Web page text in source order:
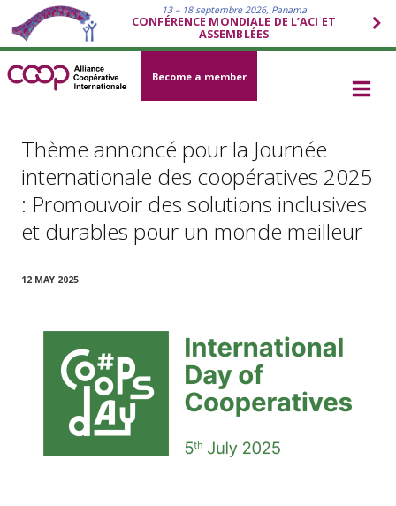
13 – 18 septembre 2026, Panama
CONFÉRENCE MONDIALE DE L’ACI ET
ASSEMBLÉES
Become a member
Thème annoncé pour la Journée
internationale des coopératives 2025
: Promouvoir des solutions inclusives
et durables pour un monde meilleur
12 MAY 2025